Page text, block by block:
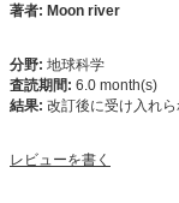
著者: Moon river
分野: 地球科学
査読期間: 6.0 month(s)
結果: 改訂後に受け入れ
レビューを書く